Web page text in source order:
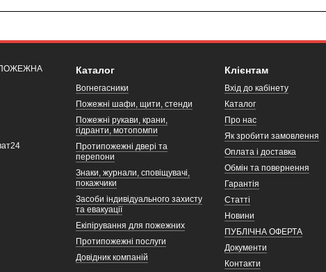
Каталог
Вогнегасники
Пожежні шафи, щити, стенди
Пожежні рукави, крани,
гідранти, мотопомпи
Протипожежні двері та
перепони
Знаки, журнали, сповіщувачі,
покажчики
Засоби індивідуального захисту
та евакуації
Екіпірування для пожежних
Протипожежні послуги
Довідник компаній
Клієнтам
Вхід до кабінету
Каталог
Про нас
Як зробити замовлення
Оплата і доставка
Обмін та повернення
Гарантія
Статті
Новини
ПУБЛІЧНА ОФЕРТА
Документи
Контакти